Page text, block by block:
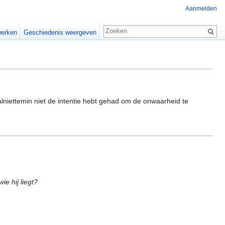
niet de intentie hebt gehad om de onwaarheid te
hij liegt?
Aanmelden
Geschiedenis weergeven